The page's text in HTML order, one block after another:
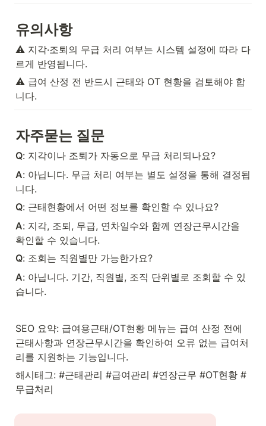
유의사항
⚠️ 지각·조퇴의 무급 처리 여부는 시스템 설정에 따라 다
르게 반영됩니다.
⚠️ 급여 산정 전 반드시 근태와 OT 현황을 검토해야 합
니다.
자주묻는 질문
Q: 지각이나 조퇴가 자동으로 무급 처리되나요?
A: 아닙니다. 무급 처리 여부는 별도 설정을 통해 결정됩
니다.
Q: 근태현황에서 어떤 정보를 확인할 수 있나요?
A: 지각, 조퇴, 무급, 연차일수와 함께 연장근무시간을
확인할 수 있습니다.
Q: 조회는 직원별만 가능한가요?
A: 아닙니다. 기간, 직원별, 조직 단위별로 조회할 수 있
습니다.
SEO 요약: 급여용근태/OT현황 메뉴는 급여 산정 전에
근태사항과 연장근무시간을 확인하여 오류 없는 급여처
리를 지원하는 기능입니다.
해시태그: #근태관리 #급여관리 #연장근무 #OT현황 #
무급처리